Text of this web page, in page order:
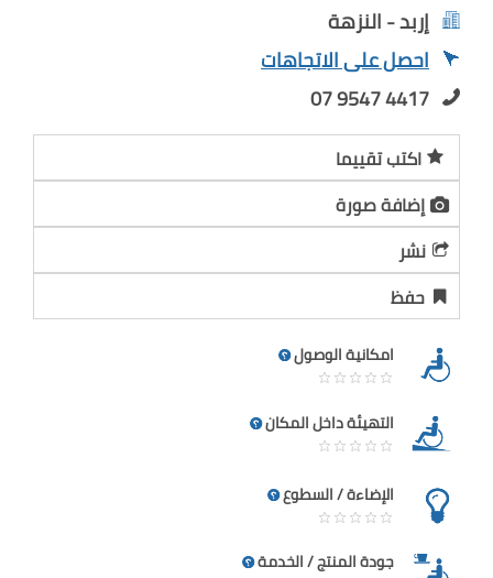
إربد - النزهة
احصل على الاتجاهات
07 9547 4417
اكتب تقييما
إضافة صورة
نشر
حفظ
امكانية الوصول
التهيئة داخل المكان
الإضاءة / السطوع
جودة المنتج / الخدمة